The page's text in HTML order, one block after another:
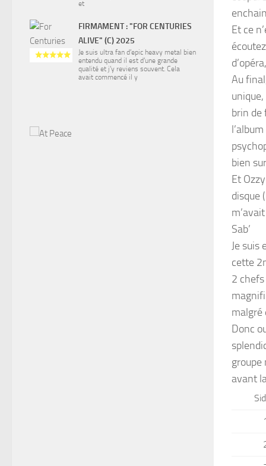
Et ce
Au
brin de
bien
Et
disque
Sab’
Je suis
cette
2
malgré
Donc
groupe
avant
et
FIRMAMENT : "FOR CENTURIES
ALIVE" (C) 2025
Je suis ultra fan d’epic heavy metal bien
entendu quand il est d’une grande
qualité et j’y reviens souvent. Cela
avait commencé il y